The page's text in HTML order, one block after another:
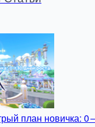
план новичка: